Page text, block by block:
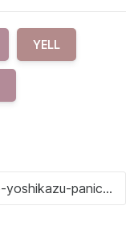
YELL